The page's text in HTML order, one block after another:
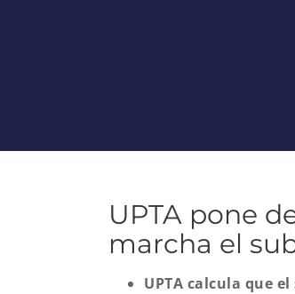
UPTA pone
marcha el
UPTA calcula que